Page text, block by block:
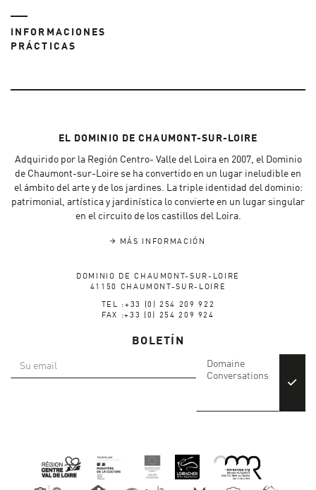
INFORMACIONES
PRÁCTICAS
EL DOMINIO DE CHAUMONT-SUR-LOIRE
Adquirido por la Región Centro- Valle del Loira en 2007, el Dominio
de Chaumont-sur-Loire se ha convertido en un lugar ineludible en
el ámbito del arte y de los jardines. La triple identidad del dominio:
patrimonial, artística y jardinística lo convierte en un lugar singular
en el circuito de los castillos del Loira.
MÁS INFORMACIÓN
DOMINIO DE CHAUMONT-SUR-LOIRE
41150 CHAUMONT-SUR-LOIRE
TEL :+33 (0) 254 209 922
FAX :+33 (0) 254 209 924
BOLETÍN